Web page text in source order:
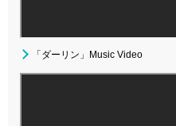
「ダーリン」Music Video